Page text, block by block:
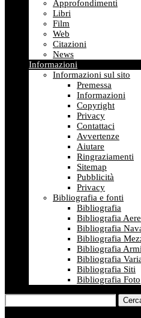
Approfondimenti
Libri
Film
Web
Citazioni
News
Informazioni
Informazioni sul sito
Premessa
Informazioni
Copyright
Privacy
Contattaci
Avvertenze
Aiutare
Ringraziamenti
Sitemap
Pubblicità
Privacy
Bibliografia e fonti
Bibliografia
Bibliografia
Bibliografia
Bibliografia
Bibliografia
Bibliografia
Bibliografia Siti
Bibliografia Foto